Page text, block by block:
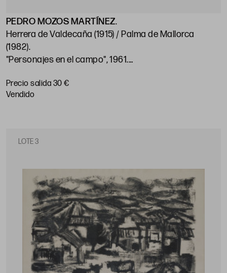
PEDRO MOZOS MARTÍNEZ.
Herrera de Valdecaña (1915) / Palma de Mallorca
(1982).
"Personajes en el campo", 1961.
Precio salida 30 €
vendido
LOTE 3